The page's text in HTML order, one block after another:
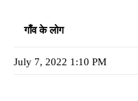
गाँव के लोग
July 7, 2022 1:10 PM